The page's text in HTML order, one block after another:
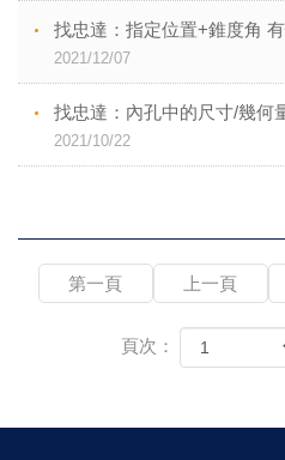
找忠達：指定位置+錐度角
2021/12/07
找忠達：內孔中的尺寸/幾何
2021/10/22
第一頁 上一頁
頁次：